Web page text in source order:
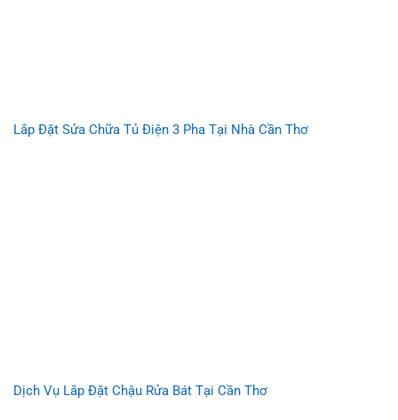
Lắp Đặt Sửa Chữa Tủ Điện 3 Pha Tại Nhà Cần Thơ
Dịch Vụ Lắp Đặt Chậu Rửa Bát Tại Cần Thơ